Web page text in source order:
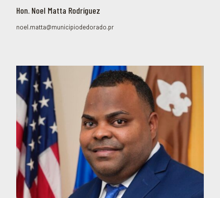
Hon. Noel Matta Rodríguez
noel.matta@municipiodedorado.pr